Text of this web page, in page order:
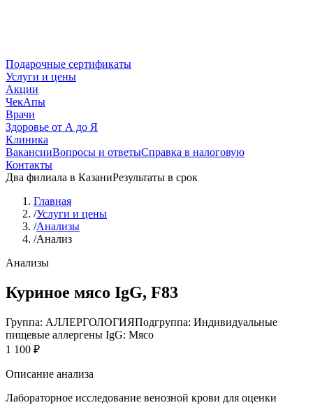
Подарочные сертификаты
Услуги и цены
Акции
ЧекАпы
Врачи
Здоровье от А до Я
Клиника
ВакансииВопросы и ответыСправка в налоговую
Контакты
Два филиала в КазаниРезультаты в срок
Главная
/Услуги и цены
/Анализы
/Анализ
Анализы
Куриное мясо IgG, F83
Группа: АЛЛЕРГОЛОГИЯПодгруппа: Индивидуальные
пищевые аллергены IgG: Мясо
1 100 ₽
Описание анализа
Лабораторное исследование венозной крови для оценки